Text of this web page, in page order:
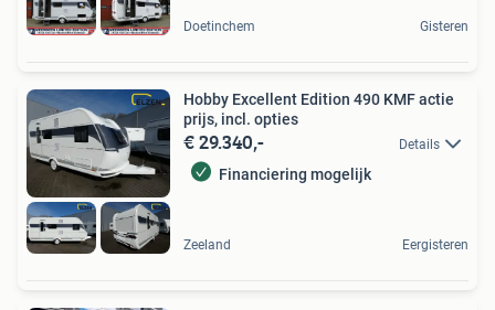
Doetinchem Gisteren
Hobby Excellent Edition 490 KMF actie
prijs, incl. opties
€ 29.340,- Details
Financiering mogelijk
Zeeland Eergisteren